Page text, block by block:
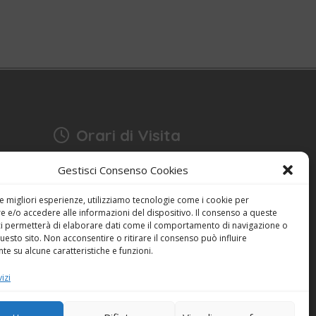
Gestisci Consenso Cookies
migliori esperienze, utilizziamo tecnologie come i cookie per
e/o accedere alle informazioni del dispositivo. Il consenso a queste
permetterà di elaborare dati come il comportamento di navigazione o
sito. Non acconsentire o ritirare il consenso può influire
su alcune caratteristiche e funzioni.
Orari di Visita
17:15 - 18:30
Festività escluse
Dichiarazione sulla Privacy (UE)
Cookie Policy (UE)
by ENKEY